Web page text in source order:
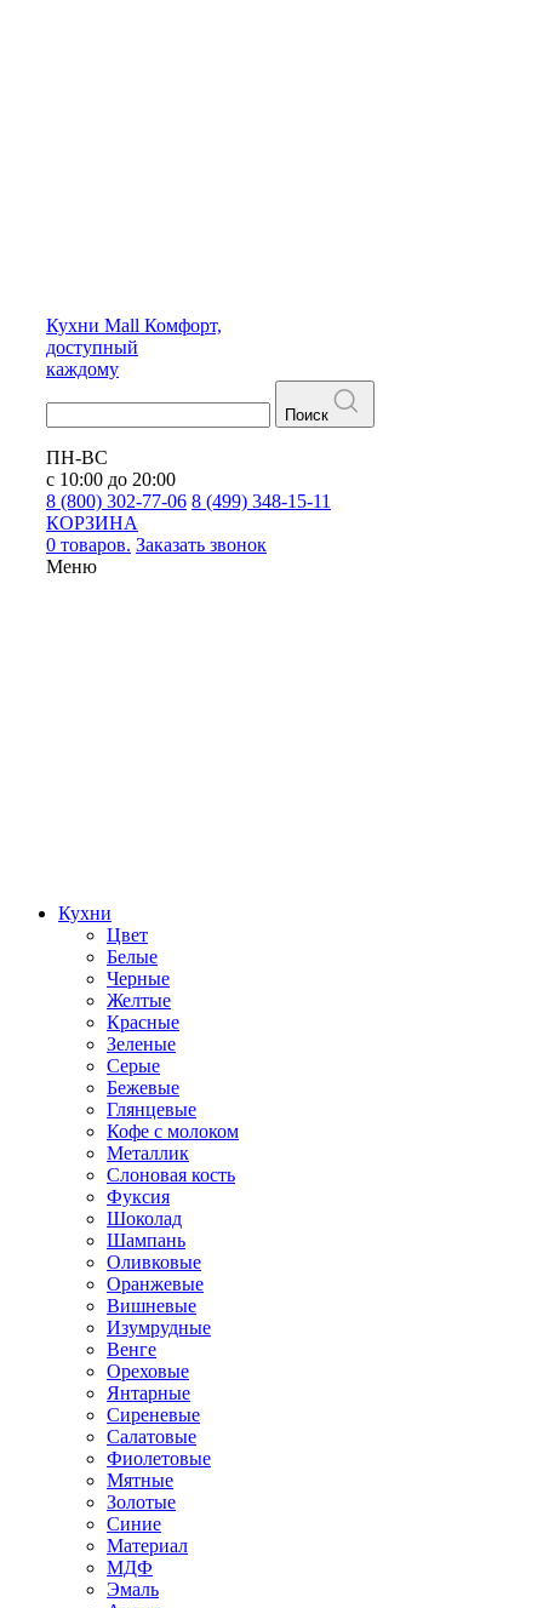
Кухни Mall Комфорт,
доступный
каждому
Поиск
ПН-ВС
с 10:00 до 20:00
8 (800) 302-77-06 8 (499) 348-15-11
КОРЗИНА
0 товаров. Заказать звонок
Меню
Кухни
Цвет
Белые
Черные
Желтые
Красные
Зеленые
Серые
Бежевые
Глянцевые
Кофе с молоком
Металлик
Слоновая кость
Фуксия
Шоколад
Шампань
Оливковые
Оранжевые
Вишневые
Изумрудные
Венге
Ореховые
Янтарные
Сиреневые
Салатовые
Фиолетовые
Мятные
Золотые
Синие
Материал
МДФ
Эмаль